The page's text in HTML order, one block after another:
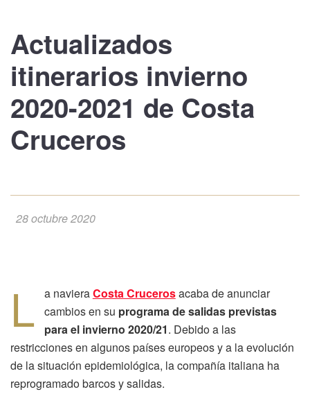
Actualizados
itinerarios invierno
2020-2021 de Costa
Cruceros
28 octubre 2020
L a navieraCosta Crucerosacaba de anunciar
cambios en su programa de salidas previstas
para el invierno 2020/21. Debido a las
restricciones en algunos países europeos y a la evolución
de la situación epidemiológica, la compañía italiana ha
reprogramado barcos y salidas.